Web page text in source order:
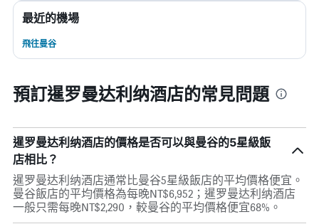
最近的機場
飛往曼谷
預訂暹罗曼达利纳酒店的常見問題
暹罗曼达利纳酒店的價格是否可以與曼谷的5星級飯
店相比？
暹罗曼达利纳酒店通常比曼谷5星級飯店的平均價格便宜。
曼谷飯店的平均價格為每晚NT$6,952；暹罗曼达利纳酒店
一般只需每晚NT$2,290，較曼谷的平均價格便宜68%。